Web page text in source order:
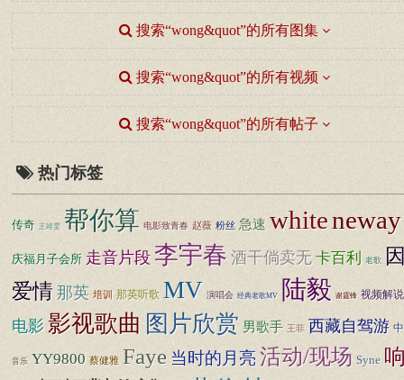
搜索“wong&quot”的所有图集
搜索“wong&quot”的所有视频
搜索“wong&quot”的所有帖子
热门标签
传奇 王靖雯 帮你算 电影致青春 赵薇 粉丝 急速 whiteneway
庆福月子会所 走音片段 李宇春 酒干倘卖无 卡百利 老歌
爱情 那英 培训 那英听歌 MV 演唱会 经典老歌MV 陆毅 谢霆锋 视频解说
电影 影视歌曲 图片欣赏 男歌手 王菲 西藏自驾游
音乐 YY9800 蔡健雅 Faye 当时的月亮活动/现场 Syne